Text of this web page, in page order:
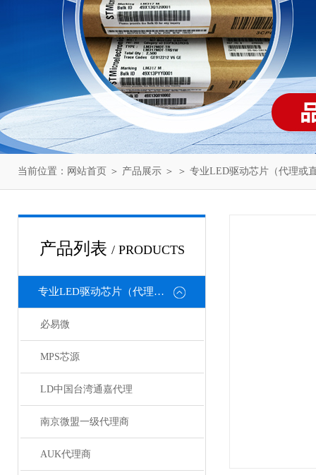
当前位置： 网站首页 ＞ 产品展示 ＞ ＞ 专业LED驱动芯片（代理或
产品列表 / PRODUCTS
专业LED驱动芯片（代理或直销）
必易微
MPS芯源
LD中国台湾通嘉代理
南京微盟一级代理商
AUK代理商